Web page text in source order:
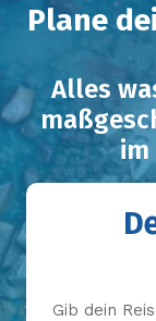
Plane
Alles
im
Gib dein